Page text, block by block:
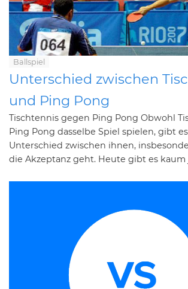
Ballspiel
Unterschied zwischen
und Ping Pong
Tischtennis gegen Ping Pong Obwohl
Ping Pong dasselbe Spiel spielen, gibt
Unterschied zwischen ihnen,
die Akzeptanz geht. Heute gibt es kaum